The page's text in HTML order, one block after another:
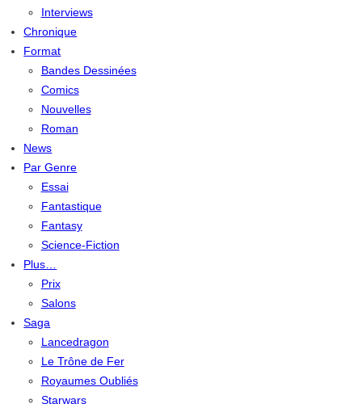
Interviews
Chronique
Format
Bandes Dessinées
Comics
Nouvelles
Roman
News
Par Genre
Essai
Fantastique
Fantasy
Science-Fiction
Plus…
Prix
Salons
Saga
Lancedragon
Le Trône de Fer
Royaumes Oubliés
Starwars